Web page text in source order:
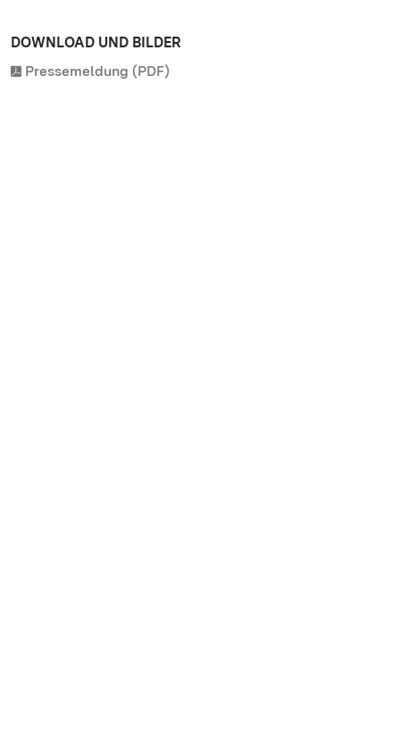
DOWNLOAD UND BILDER
Pressemeldung (PDF)